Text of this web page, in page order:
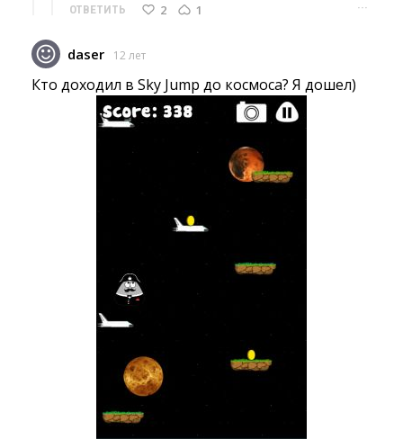
ОТВЕТИТЬ 2 1 ···
daser 12 лет
Кто доходил в Sky Jump до космоса? Я дошел)